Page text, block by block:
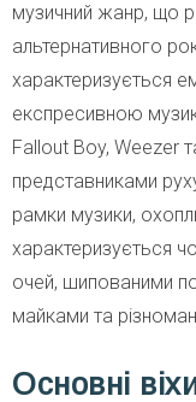
музичний жанр, що
альтернативного
характеризується
експресивною
Fallout Boy, Weezer
представниками
рамки музики,
характеризується
очей, шипованими
майками та
Основні